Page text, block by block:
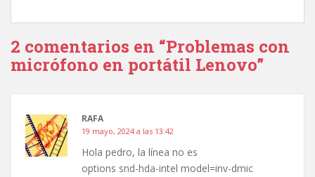
2 comentarios en “Problemas con
micrófono en portátil Lenovo”
RAFA
19 mayo, 2024 a las 13:42
Hola pedro, la línea no es
options snd-hda-intel model=inv-dmic